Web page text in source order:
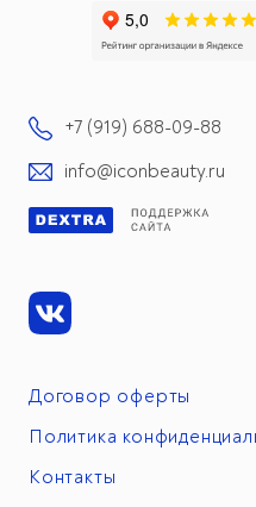
Договор оферты
Политика
Контакты
+7 (919) 688-09-88
info@iconbeauty.ru